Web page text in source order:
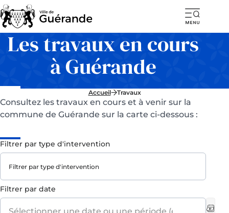
la
Les travaux en cours
à Guérande
Accueil Travaux
Consultez les travaux en cours et à venir sur la
commune de Guérande sur la carte ci-dessous :
Filtrer
par
type
d'intervention
Filtrer par type d'intervention
Filtrer
par
date
Filtrer par date